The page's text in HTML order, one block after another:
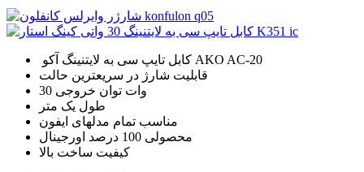
کابل تایپ سی به لایتنینگ آکو AKO AC-20
قابلیت شارژ در سریعترین حالت
30 وات توان خروجی
طول یک متر
مناسب تمام مدلهای ایفون
محصولی 100 درصد اورجینال
کیفیت ساخت بالا